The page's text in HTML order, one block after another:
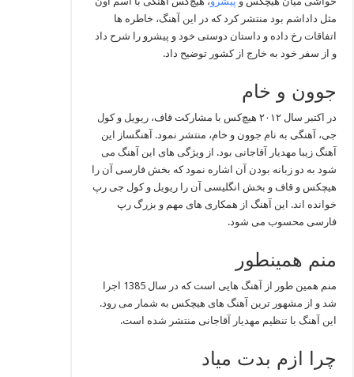
مثل داداشم بود منتشر کرد که در این آهنگ، خاطره ها
اتفاقات رخ داده و داستان دوستی خود و پیشرو را شرح داد
و از سفر خود به خارج از کشور توضیح داد.
جوون و خام
در اکتبر سال ۲۰۱۲ هیچ‌کس با مشارکت قاف، ریویل و کول
جی، آهنگی به نام جوون و خام، منتشر نمود. آهنگساز این
آهنگ زیبا مهدیار آقاجانی بود. از ویژگی های این آهنگ می
شود به دو زبانه بودن آن اشاره نمود که بخش فارسی آن را
هیچکس و قاف و بخش انگلیسی آن را ریویل و کول جی رپ
خوانده اند. این آهنگ از همکاری‌ های مهم و بزرگ رپ
فارسی محسوب می شود.
منم همینطور
منم همین طور از آهنگ هایی است که در سال 1385 اجرا
شد و از مشهور ترین آهنگ های هیچکس به شمار می رود.
این آهنگ با تنظیم مهدیار آقاجانی منتشر شده است.
چرا ازم بدت میاد